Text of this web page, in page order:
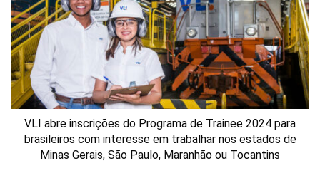
VLI abre inscrições do Programa de Trainee 2024 para
brasileiros com interesse em trabalhar nos estados de
Minas Gerais, São Paulo, Maranhão ou Tocantins